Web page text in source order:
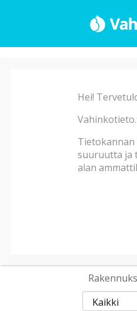
Haku
Hei!
Tietokannan
suuruutta ja
alan